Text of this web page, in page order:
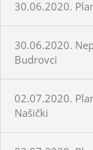
30.06.2020.
30.06.2020.
Budrovci
02.07.2020.
Našički